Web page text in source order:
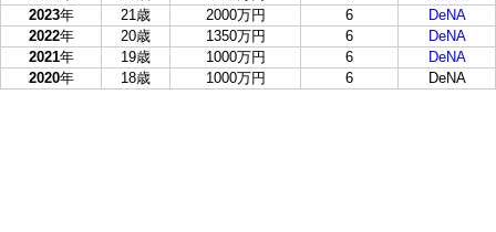
2023年 21歳 2000万円 6
DeNA
2022年 20歳 1350万円 6
DeNA
2021年 19歳 1000万円 6
DeNA
2020年 18歳 1000万円 6 DeNA